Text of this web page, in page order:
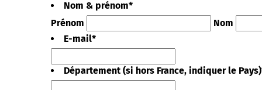
Nom & prénom*
Prénom
Nom
E-mail*
Département (si hors France, indiquer le Pays)